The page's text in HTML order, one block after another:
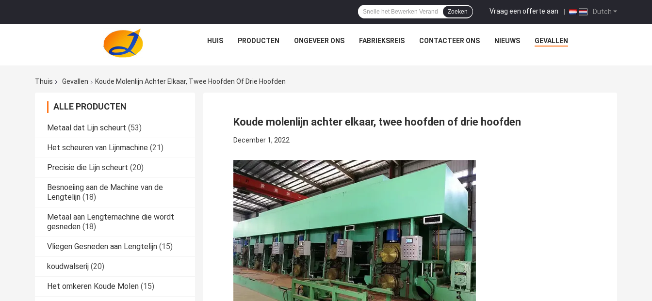
Dutch
Vraag een offerte aan |
Zoeken
HUIS PRODUCTEN ONGEVEER ONS FABRIEKSREIS CONTACTEER ONS NIEUWS GEVALLEN
Thuis Gevallen Koude Molenlijn Achter Elkaar, Twee Hoofden Of Drie Hoofden
ALLE PRODUCTEN
Metaal dat Lijn scheurt (53)
Het scheuren van Lijnmachine (21)
Precisie die Lijn scheurt (20)
Besnoeiing aan de Machine van de
Lengtelijn (18)
Metaal aan Lengtemachine die wordt
gesneden (18)
Vliegen Gesneden aan Lengtelijn (15)
koudwalserij (20)
Het omkeren Koude Molen (15)
Koude molenlijn achter elkaar, twee hoofden of drie hoofden
December 1, 2022